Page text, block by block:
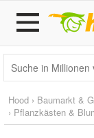
Hood › Baumarkt &
› Pflanzkästen &